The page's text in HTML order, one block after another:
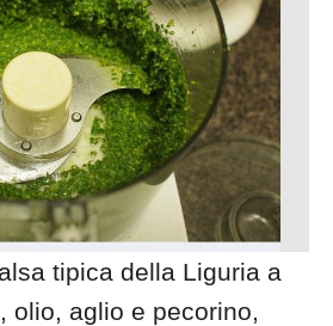
tipica della Liguria a
olio, aglio e pecorino,